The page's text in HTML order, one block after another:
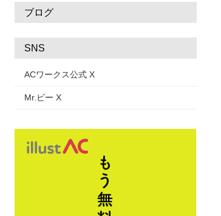
ブログ
SNS
ACワークス公式 X
Mr.ビー X